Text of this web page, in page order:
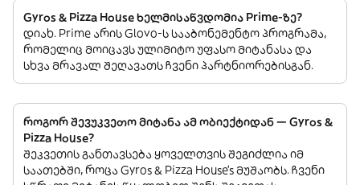
Gyros & Pizza House ხელმისაწვდომია Prime-ზე?
დიახ. Prime არის Glovo-ს სააბონემენტო პროგრამა,
რომელიც მოიცავს ულიმიტო უფასო მიტანასა და
სხვა მრავალ შეღავათს ჩვენი პარტნიორებისგან.
როგორ შევუკვეთო მიტანა ამ ობიექტიდან — Gyros &
Pizza House?
შეკვეთის განთავსება ყოველთვის შეგიძლია იმ
საათებში, როცა Gyros & Pizza House’s მუშაობს. ჩვენი